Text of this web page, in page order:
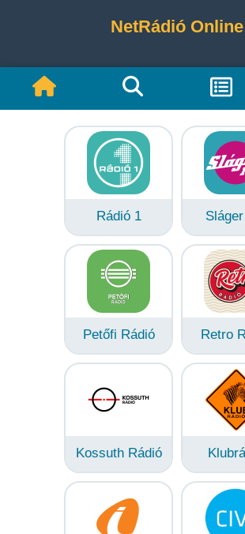
NetRádió Online
Rádió 1
Petőfi Rádió Retro
Kossuth Rádió